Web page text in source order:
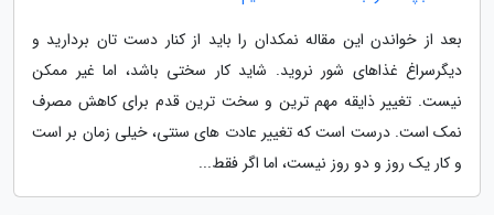
بعد از خواندن این مقاله نمکدان را باید از کنار دست تان بردارید و
دیگرسراغ غذاهای شور نروید. شاید کار سختی باشد، اما غیر ممکن
نیست. تغییر ذایقه مهم ترین و سخت ترین قدم برای کاهش مصرف
نمک است. درست است که تغییر عادت های سنتی، خیلی زمان بر است
و کار یک روز و دو روز نیست، اما اگر فقط...